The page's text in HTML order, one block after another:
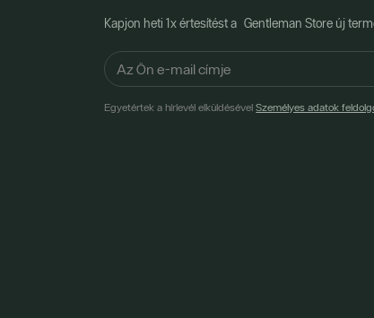
Kapjon heti 1x értesítést a Gentleman Store új
Egyetértek a hírlevél elküldésévelSzemélyes adatok